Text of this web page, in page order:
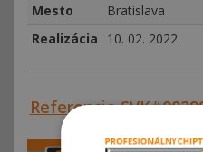
Mesto
Bratislava
Realizácia
10. 02. 2022
Referencie